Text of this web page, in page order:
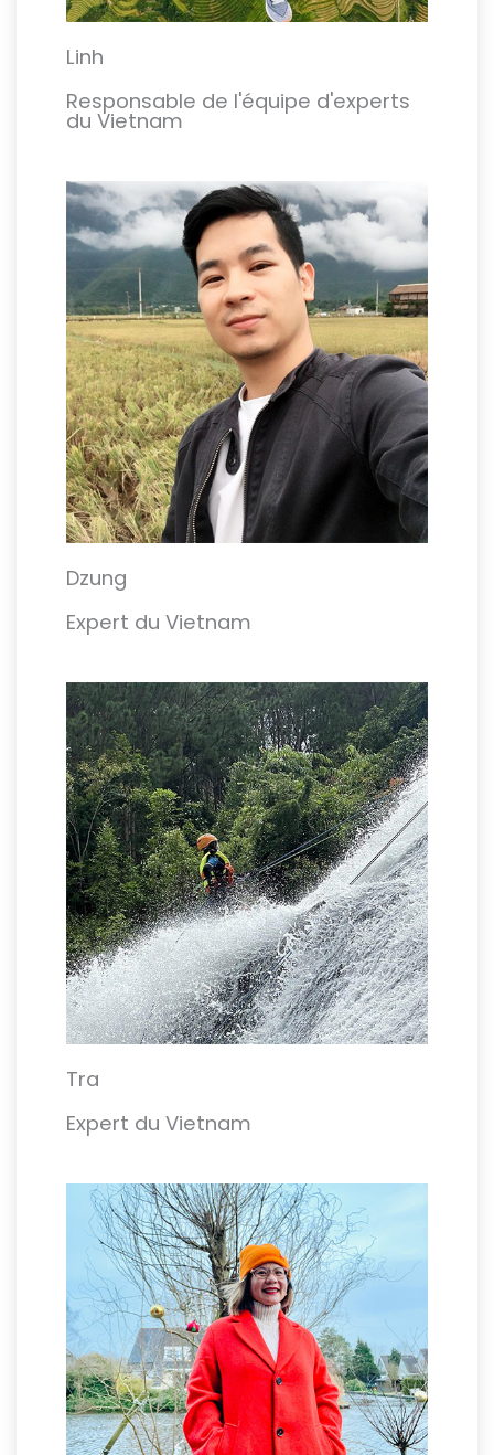
Linh
Responsable de l'équipe d'experts
du Vietnam
Dzung
Expert du Vietnam
Tra
Expert du Vietnam